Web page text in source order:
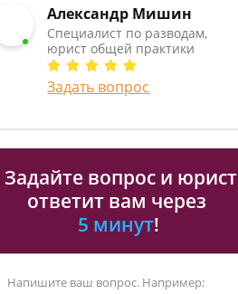
Александр Мишин
Специалист по разводам,
юрист общей практики
Задать вопрос
Задайте вопрос и юрист
ответит вам через
5 минут!